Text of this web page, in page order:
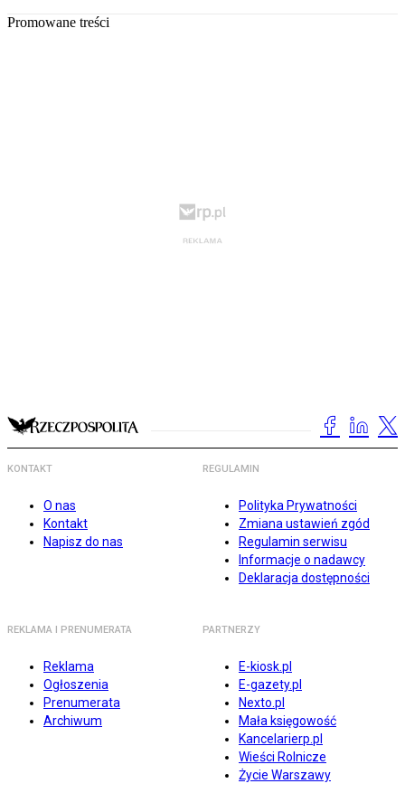
Promowane treści
KONTAKT
O nas
Kontakt
Napisz do nas
REGULAMIN
Polityka Prywatności
Zmiana ustawień zgód
Regulamin serwisu
Informacje o nadawcy
Deklaracja dostępności
REKLAMA I PRENUMERATA
Reklama
Ogłoszenia
Prenumerata
Archiwum
PARTNERZY
E-kiosk.pl
E-gazety.pl
Nexto.pl
Mała księgowość
Kancelarierp.pl
Wieści Rolnicze
Życie Warszawy